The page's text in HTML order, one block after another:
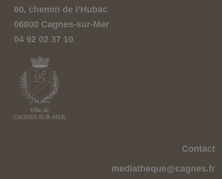
60, chemin de l’Hubac
06800 Cagnes-sur-Mer
04 92 02 37 10
Contact
mediatheque@cagnes.fr